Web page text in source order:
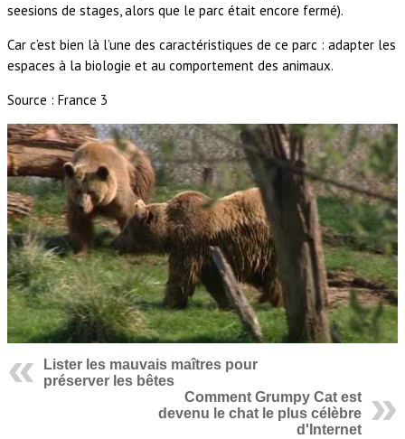
seesions de stages, alors que le parc était encore fermé).
Car c’est bien là l’une des caractéristiques de ce parc : adapter les
espaces à la biologie et au comportement des animaux.
Source : France 3
Lister les mauvais maîtres pour
préserver les bêtes
Comment Grumpy Cat est
devenu le chat le plus célèbre
d'Internet